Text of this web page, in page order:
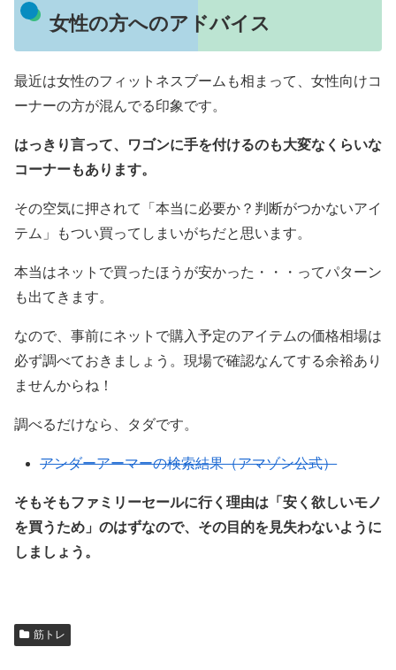
女性の方へのアドバイス
最近は女性のフィットネスブームも相まって、女性向けコ
ーナーの方が混んでる印象です。
はっきり言って、ワゴンに手を付けるのも大変なくらいな
コーナーもあります。
その空気に押されて「本当に必要か？判断がつかないアイ
テム」もつい買ってしまいがちだと思います。
本当はネットで買ったほうが安かった・・・ってパターン
も出てきます。
なので、事前にネットで購入予定のアイテムの価格相場は
必ず調べておきましょう。現場で確認なんてする余裕あり
ませんからね！
調べるだけなら、タダです。
アンダーアーマーの検索結果（アマゾン公式）
そもそもファミリーセールに行く理由は「安く欲しいモノ
を買うため」のはずなので、その目的を見失わないように
しましょう。
筋トレ